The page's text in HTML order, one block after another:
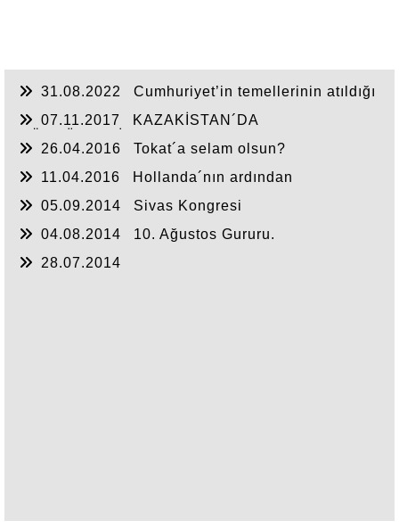
31.08.2022
Cumhuriyet’in temellerinin atıldığı
07.11.2017
KAZAKİSTAN´DA
26.04.2016
Tokat´a selam olsun?
11.04.2016
Hollanda´nın ardından
05.09.2014
Sivas Kongresi
04.08.2014
10. Ağustos Gururu.
28.07.2014